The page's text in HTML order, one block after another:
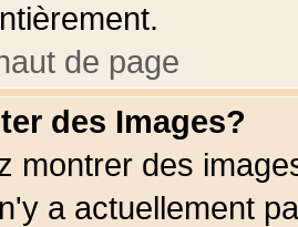
de page
des Images?
montrer des
a actuellement